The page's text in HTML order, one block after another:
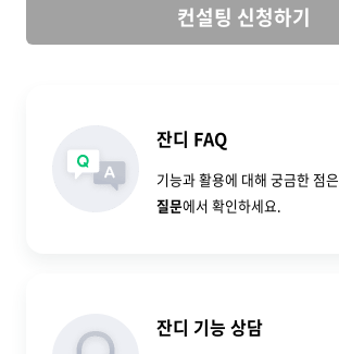
컨설팅 신청하기
잔디 FAQ
기능과 활용에 대해 궁금한 점은
질문에서 확인하세요.
잔디 기능 상담